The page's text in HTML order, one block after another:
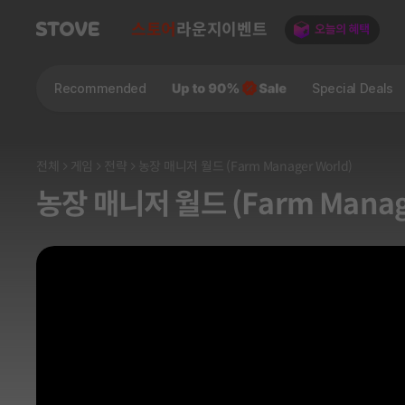
스토어 라운지 이벤트
Recommended Special Deals
전체 게임 전략 농장 매니저 월드 (Farm Manager World)
농장 매니저 월드 (Farm